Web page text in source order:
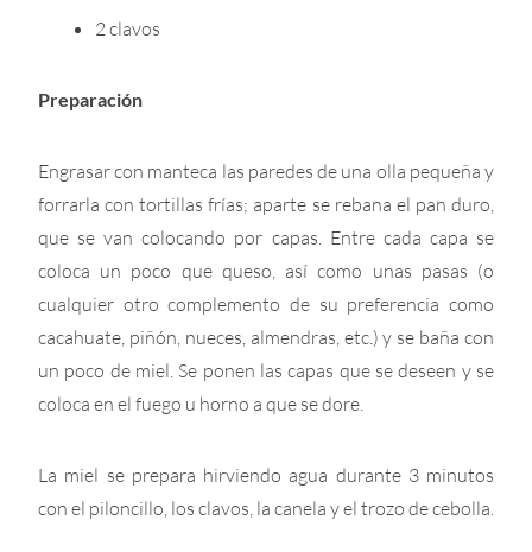
2 clavos
Preparación
Engrasar con manteca las paredes de una olla pequeña y
forrarla con tortillas frías; aparte se rebana el pan duro,
que se van colocando por capas. Entre cada capa se
coloca un poco que queso, así como unas pasas (o
cualquier otro complemento de su preferencia como
cacahuate, piñón, nueces, almendras, etc.) y se baña con
un poco de miel. Se ponen las capas que se deseen y se
coloca en el fuego u horno a que se dore.
La miel se prepara hirviendo agua durante 3 minutos
con el piloncillo, los clavos, la canela y el trozo de cebolla.